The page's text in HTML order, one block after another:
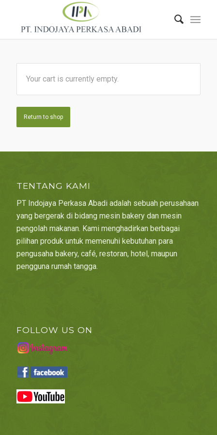
Your cart is currently empty.
Return to shop
TENTANG KAMI
PT Indojaya Perkasa Abadi adalah sebuah perusahaan
yang bergerak di bidang mesin bakery dan mesin
pengolah makanan. Kami menghadirkan berbagai
pilihan produk untuk memenuhi kebutuhan para
pengusaha bakery, café, restoran, hotel, maupun
pengguna rumah tangga.
FOLLOW US ON